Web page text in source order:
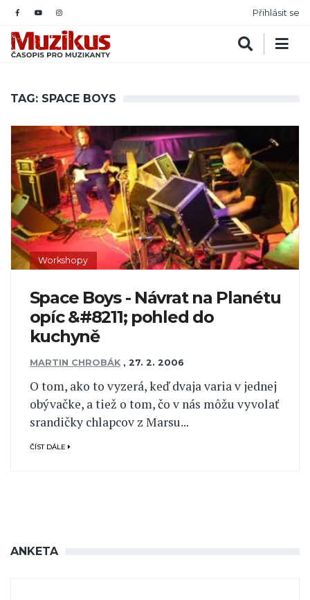
Přihlásit se
TAG: SPACE BOYS
Workshopy
Space Boys - Návrat na Planétu
opíc &#8211; pohled do
kuchyně
MARTIN CHROBÁK , 27. 2. 2006
O tom, ako to vyzerá, keď dvaja varia v jednej
obývačke, a tiež o tom, čo v nás môžu vyvolať
srandičky chlapcov z Marsu...
ČÍST DÁLE
ANKETA